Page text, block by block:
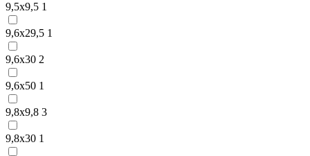
9,5х9,5 1
9,6х29,5 1
9,6х30 2
9,6х50 1
9,8х9,8 3
9,8х30 1